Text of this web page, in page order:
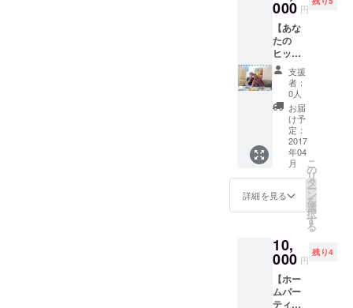
教えた
経験は
ないの
で体験
してみ
たい初
心者の
方を募
集しま
す。(交
通費は
関東の
方は無
料) ・ス
タジオ
利用料
シャツ
Ｓ・
Ⅿ・Ⅼの
中から
一枚プ
000 円
【あな
たの
ヒッチ
ハイク
をサ
ポート
しま
す】
(やって
みたい
けど勇
が…、
という
方と一
緒に
ハイ
ク！）
・オリ
ジナルT
シャツ
支援
者：
0人
お届
け予
定：
2017
年04
月
詳細を見る
こ
の
リ
タ
ー
ン
を
選
択
す
る
10,
000 円
残り4
【ホー
ムパー
ティー